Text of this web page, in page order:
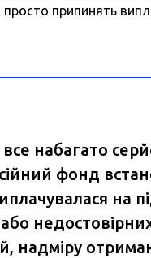
припинять
все набагато
фонд
на
надміру